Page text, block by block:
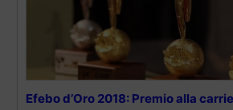
Efebo d’Oro 2018: Premio alla